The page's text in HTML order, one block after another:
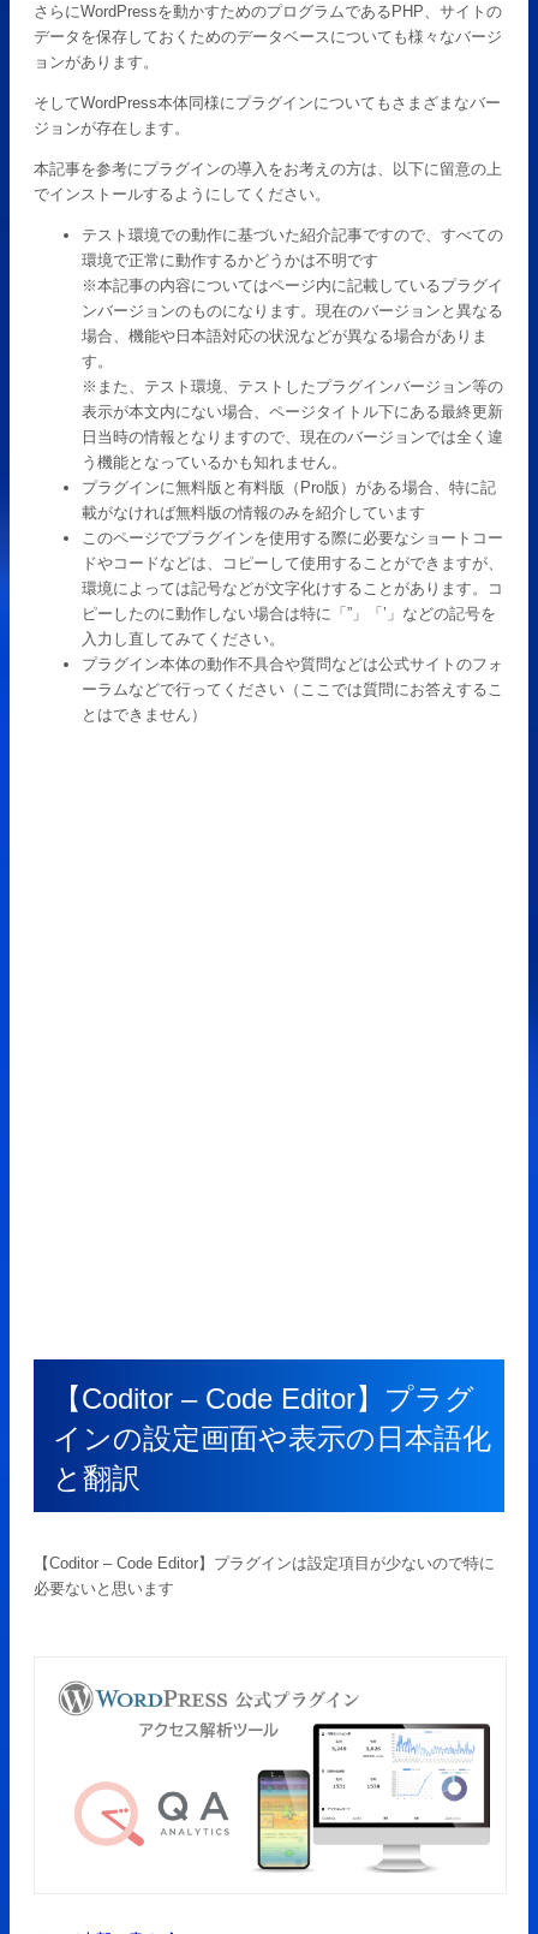
さらにWordPressを動かすためのプログラムであるPHP、サイトの
データを保存しておくためのデータベースについても様々なバージ
ョンがあります。
そしてWordPress本体同様にプラグインについてもさまざまなバー
ジョンが存在します。
本記事を参考にプラグインの導入をお考えの方は、以下に留意の上
でインストールするようにしてください。
テスト環境での動作に基づいた紹介記事ですので、すべての
環境で正常に動作するかどうかは不明です
※本記事の内容についてはページ内に記載しているプラグイ
ンバージョンのものになります。現在のバージョンと異なる
場合、機能や日本語対応の状況などが異なる場合がありま
す。
※また、テスト環境、テストしたプラグインバージョン等の
表示が本文内にない場合、ページタイトル下にある最終更新
日当時の情報となりますので、現在のバージョンでは全く違
う機能となっているかも知れません。
プラグインに無料版と有料版（Pro版）がある場合、特に記
載がなければ無料版の情報のみを紹介しています
このページでプラグインを使用する際に必要なショートコー
ドやコードなどは、コピーして使用することができますが、
環境によっては記号などが文字化けすることがあります。コ
ピーしたのに動作しない場合は特に「”」「’」などの記号を
入力し直してみてください。
プラグイン本体の動作不具合や質問などは公式サイトのフォ
ーラムなどで行ってください（ここでは質問にお答えするこ
とはできません）
【Coditor – Code Editor】プラグ
インの設定画面や表示の日本語化
と翻訳
【Coditor – Code Editor】プラグインは設定項目が少ないので特に
必要ないと思います